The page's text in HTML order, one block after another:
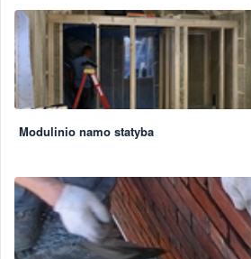
Modulinio namo statyba